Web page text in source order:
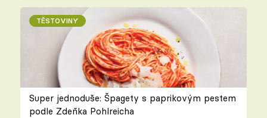
TĚSTOVINY
Super jednoduše: Špagety s paprikovým pestem
podle Zdeňka Pohlreicha